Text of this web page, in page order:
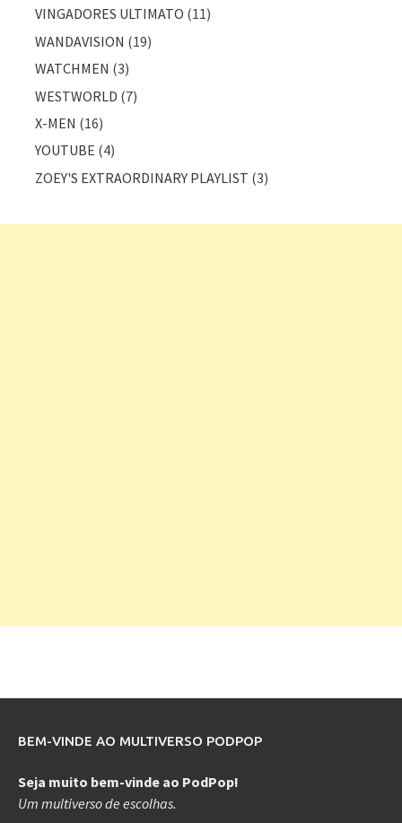
VINGADORES ULTIMATO (11)
WANDAVISION (19)
WATCHMEN (3)
WESTWORLD (7)
X-MEN (16)
YOUTUBE (4)
ZOEY'S EXTRAORDINARY PLAYLIST (3)
BEM-VINDE AO MULTIVERSO PODPOP
Seja muito bem-vinde ao PodPop!
Um multiverso de escolhas.